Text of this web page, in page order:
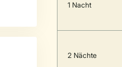
1 Nacht
2 Nächte